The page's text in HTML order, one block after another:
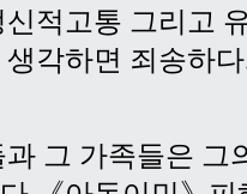
적고통 그리고
각하면 죄송하
과 그 가족들은 그